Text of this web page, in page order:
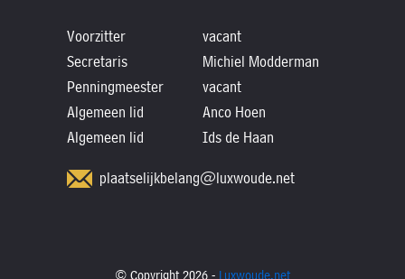
Voorzitter
vacant
Secretaris
Michiel Modderman
Penningmeester
vacant
Algemeen lid
Anco Hoen
Algemeen lid
Ids de Haan
plaatselijkbelang@luxwoude.net
© Copyright 2026 - Luxwoude.net